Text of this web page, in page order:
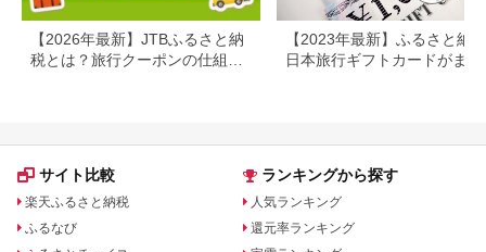
【2026年最新】JTBふるさと納
税とは？旅行クーポンの仕組
【2023年最新】ふるさと納
日本旅行ギフトカードがまだ
サイト比較
楽天ふるさと納税
ふるなび
ランキングから探す
人気ランキング
還元率ランキング